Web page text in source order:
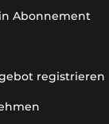
Abonnement
registrieren